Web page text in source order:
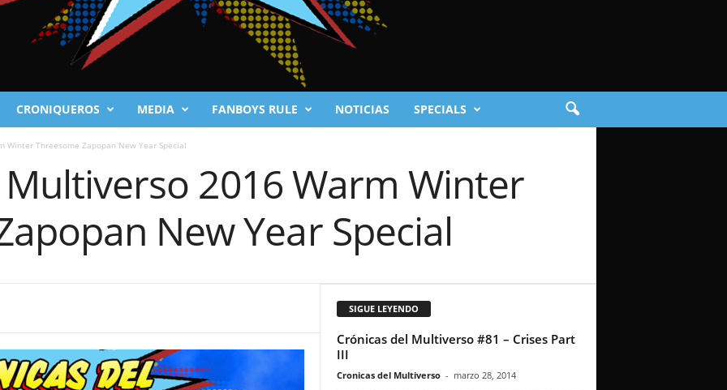
CRONIQUEROS MEDIA FANBOYS RULE NOTICIAS SPECIALS
Winter Threesome Zapopan New Year Special
2016 Warm Winter
New Year Special
SIGUE LEYENDO
Crónicas del Multiverso #81 – Crises Part
III
Cronicas del Multiverso - marzo 28, 2014